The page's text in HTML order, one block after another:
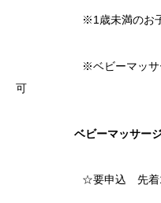
※1歳未満のお子
※ベビーマッサージ未
可
ベビーマッサー
☆要申込 先着10組